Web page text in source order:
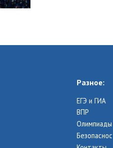
Разное:
ЕГЭ и ГИА
ВПР